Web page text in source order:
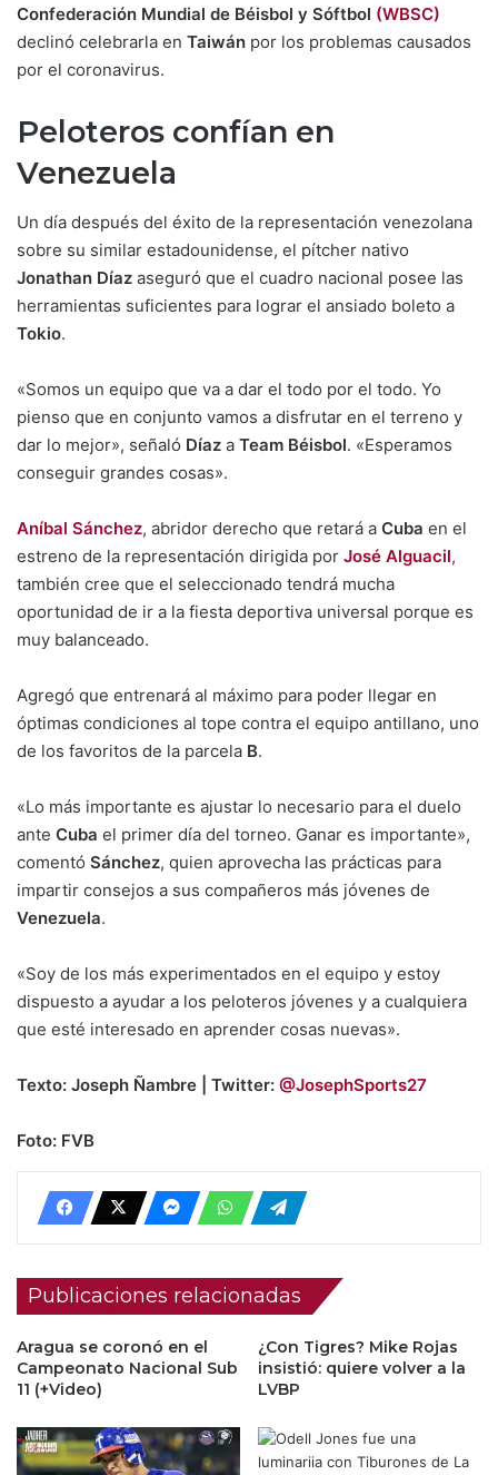
Confederación Mundial de Béisbol y Sóftbol (WBSC)
declinó celebrarla en Taiwán por los problemas causados
por el coronavirus.
Peloteros confían en
Venezuela
Un día después del éxito de la representación venezolana
sobre su similar estadounidense, el pítcher nativo
Jonathan Díaz aseguró que el cuadro nacional posee las
herramientas suficientes para lograr el ansiado boleto a
Tokio.
«Somos un equipo que va a dar el todo por el todo. Yo
pienso que en conjunto vamos a disfrutar en el terreno y
dar lo mejor», señaló Díaz a Team Béisbol. «Esperamos
conseguir grandes cosas».
Aníbal Sánchez, abridor derecho que retará a Cuba en el
estreno de la representación dirigida por José Alguacil,
también cree que el seleccionado tendrá mucha
oportunidad de ir a la fiesta deportiva universal porque es
muy balanceado.
Agregó que entrenará al máximo para poder llegar en
óptimas condiciones al tope contra el equipo antillano, uno
de los favoritos de la parcela B.
«Lo más importante es ajustar lo necesario para el duelo
ante Cuba el primer día del torneo. Ganar es importante»,
comentó Sánchez, quien aprovecha las prácticas para
impartir consejos a sus compañeros más jóvenes de
Venezuela.
«Soy de los más experimentados en el equipo y estoy
dispuesto a ayudar a los peloteros jóvenes y a cualquiera
que esté interesado en aprender cosas nuevas».
Texto: Joseph Ñambre | Twitter: @JosephSports27
Foto: FVB
Publicaciones relacionadas
Aragua se coronó en el
Campeonato Nacional Sub
11 (+Video)
¿Con Tigres? Mike Rojas
insistió: quiere volver a la
LVBP